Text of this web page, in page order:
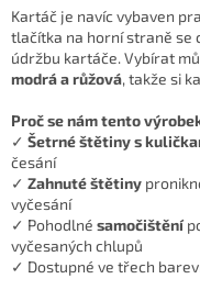
Kartáč je navíc vybaven
tlačítka na horní straně se
údržbu kartáče. Vybírat
modrá a růžová, takže si
Proč se nám tento
✓ Šetrné štětiny s
česání
✓ Zahnuté štětiny
vyčesání
✓ Pohodlné samočištění
vyčesaných chlupů
✓ Dostupné ve třech